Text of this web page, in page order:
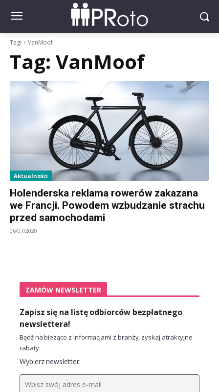
Tagi VanMoof
Tag: VanMoof
Aktualności
Holenderska reklama rowerów zakazana
we Francji. Powodem wzbudzanie strachu
przed samochodami
06/07/2020
ZAMÓW NEWSLETTER
Zapisz się na listę odbiorców bezpłatnego
newslettera!
Bądź na bieżąco z informacjami z branży, zyskaj atrakcyjne
rabaty.
Wybierz newsletter: